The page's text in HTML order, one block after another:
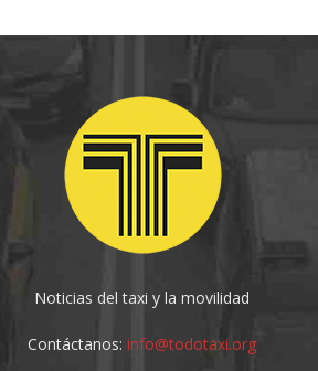
Noticias del taxi y la movilidad
Contáctanos:info@todotaxi.org